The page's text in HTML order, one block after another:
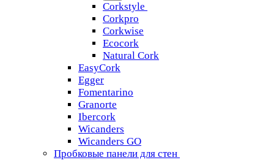
Corkstyle
Corkpro
Corkwise
Ecocork
Natural Cork
EasyCork
Egger
Fomentarino
Granorte
Ibercork
Wicanders
Wicanders GO
Пробковые панели для стен